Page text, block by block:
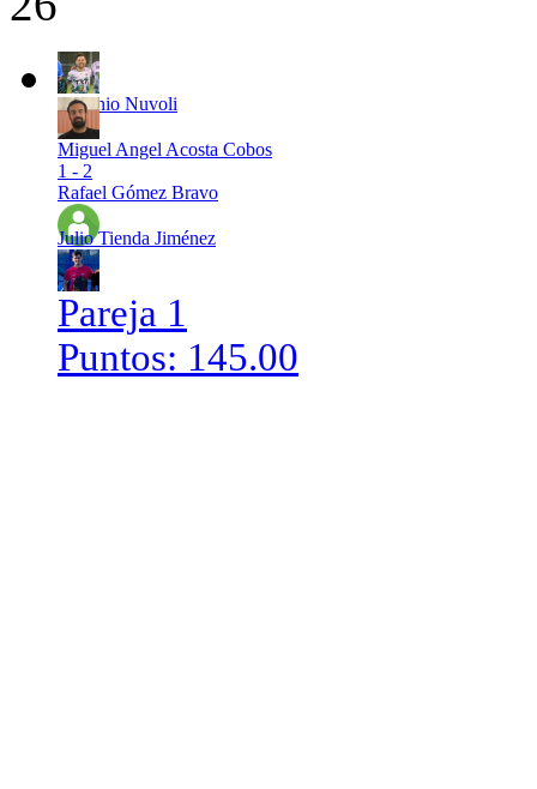
Antonio Nuvoli
Miguel Angel Acosta Cobos
1 - 2
Rafael Gómez Bravo
Julio Tienda Jiménez
Pareja 1
Puntos: 145.00